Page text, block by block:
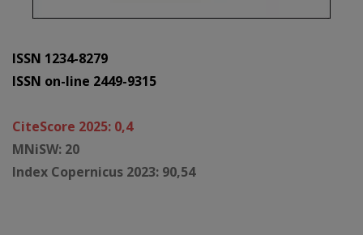
ISSN 1234-8279
ISSN on-line 2449-9315
CiteScore 2025: 0,4
MNiSW: 20
Index Copernicus 2023: 90,54